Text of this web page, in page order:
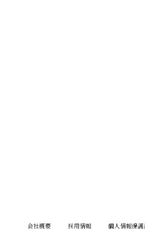
会社概要 採用情報 個人情報保護